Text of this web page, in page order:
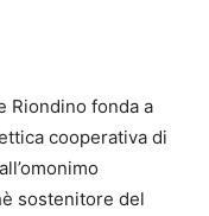
Riondino fonda a
cooperativa di
sostenitore del